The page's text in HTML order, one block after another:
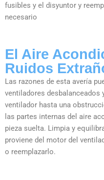
fusibles y el disyuntor y
necesario
El Aire
Ruidos
Las razones de esta avería
ventiladores desbalanceados
ventilador hasta una
las partes internas del aire
pieza suelta. Limpia y
proviene del motor del
o reemplazarlo.